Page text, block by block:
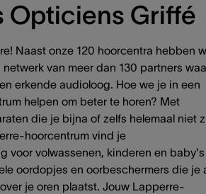
Opticiens Griffé
Naast onze 120 hoorcentra hebben
van meer dan 130 partners
erkende audioloog. Hoe we je in een
helpen om beter te horen? Met
die je bijna of zelfs helemaal niet
hoorcentrum vind je
voor volwassenen, kinderen en baby's
oordopjes en oorbeschermers die je
je oren plaatst. Jouw Lapperre-